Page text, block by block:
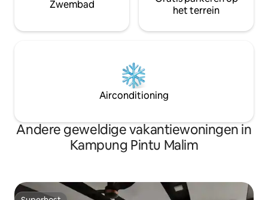
Zwembad
het terrein
Airconditioning
Andere geweldige vakantiewoningen in
Kampung Pintu Malim